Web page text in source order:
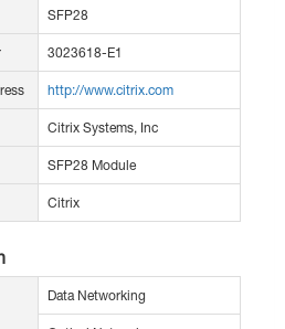
SFP28
3023618-E1
http://www.citrix.com
Citrix Systems, Inc
SFP28 Module
Citrix
Data Networking